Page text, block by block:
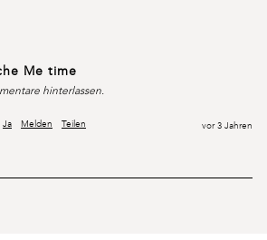
Me time
hinterlassen.
Ja Melden Teilen vor 3 Jahren